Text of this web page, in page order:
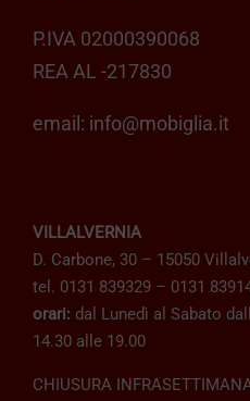
P.IVA 02000390068
REA AL -217830
email: info@mobiglia.it
VILLALVERNIA
D. Carbone, 30 – 15050
tel. 0131 839329 – 0131
orari: dal Lunedì al Sabato
14.30 alle 19.00
CHIUSURA